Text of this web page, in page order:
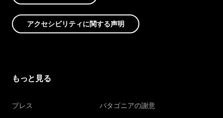
アクセシビリティに関する声明
もっと見る
プレス パタゴニアの謝意